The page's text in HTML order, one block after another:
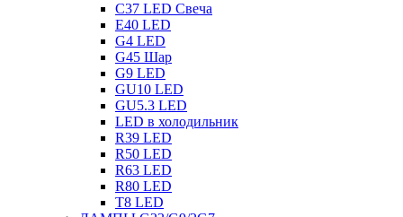
C37 LED Свеча
E40 LED
G4 LED
G45 Шар
G9 LED
GU10 LED
GU5.3 LED
LED в холодильник
R39 LED
R50 LED
R63 LED
R80 LED
T8 LED